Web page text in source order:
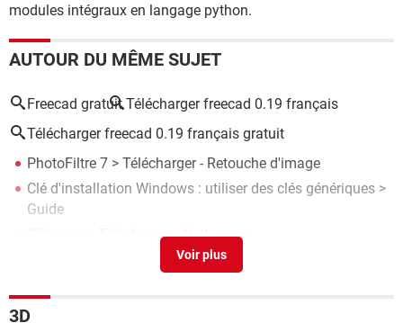
modules intégraux en langage python.
AUTOUR DU MÊME SUJET
Freecad gratuit Télécharger freecad 0.19 français
Télécharger freecad 0.19 français gratuit
PhotoFiltre 7 > Télécharger - Retouche d'image
Clé d'installation Windows : utiliser des clés génériques >
Guide
> Télécharger - Nettoyage
Montage vidéo gratuit : les meilleurs logiciels pour
Guide
3D